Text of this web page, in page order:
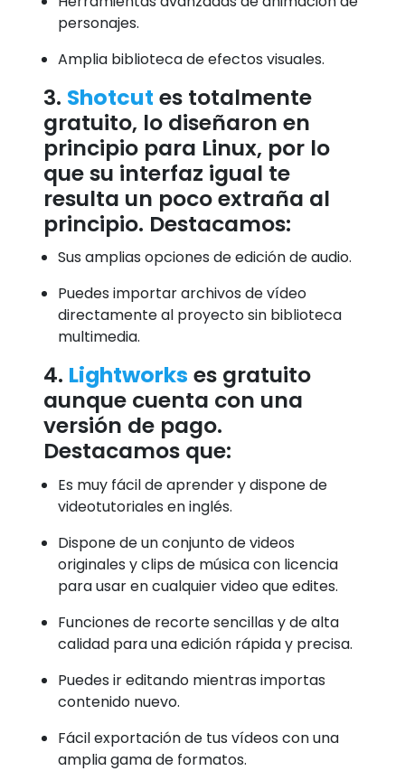
personajes.
Amplia biblioteca de efectos visuales.
3. Shotcut es totalmente
gratuito, lo diseñaron en
principio para Linux, por lo
que su interfaz igual te
resulta un poco extraña al
principio. Destacamos:
Sus amplias opciones de edición de audio.
Puedes importar archivos de vídeo
directamente al proyecto sin biblioteca
multimedia.
4. Lightworks es gratuito
aunque cuenta con una
versión de pago.
Destacamos que:
Es muy fácil de aprender y dispone de
videotutoriales en inglés.
Dispone de un conjunto de videos
originales y clips de música con licencia
para usar en cualquier video que edites.
Funciones de recorte sencillas y de alta
calidad para una edición rápida y precisa.
Puedes ir editando mientras importas
contenido nuevo.
Fácil exportación de tus vídeos con una
amplia gama de formatos.